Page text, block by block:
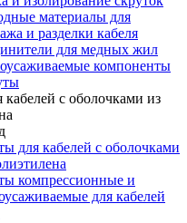
материалы для
и разделки кабеля
для медных жил
компоненты
с оболочками из
для кабелей с оболочками
компрессионные и
для кабелей